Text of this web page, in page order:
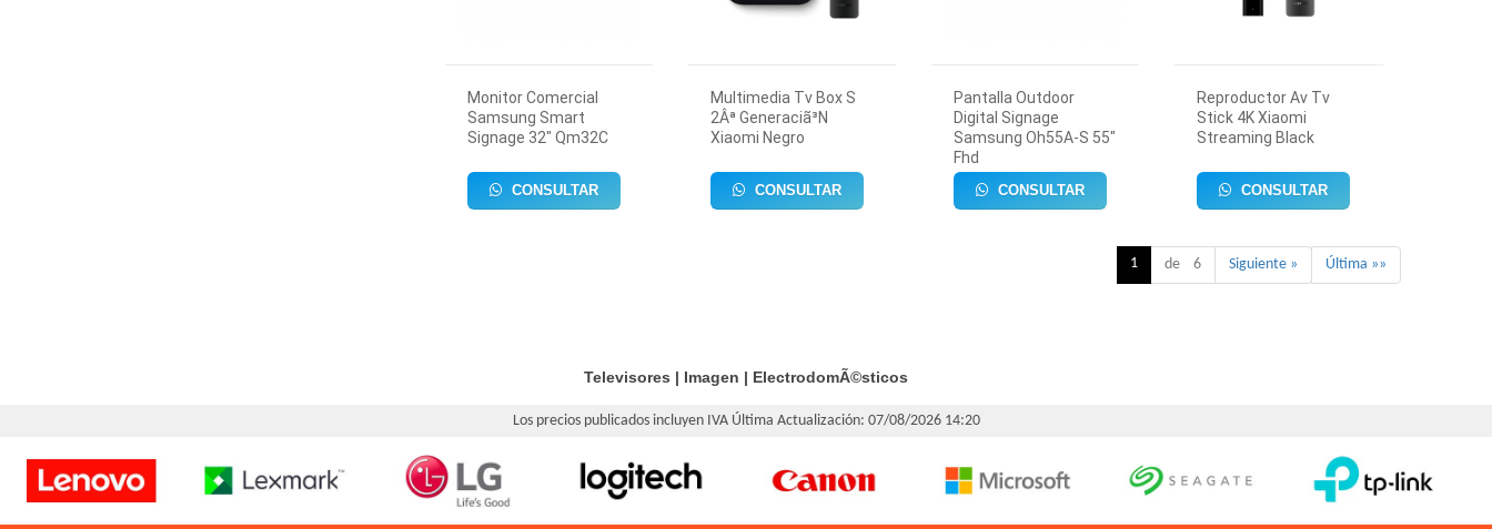
Monitor Comercial
Samsung Smart
Signage 32" Qm32C
CONSULTAR
Multimedia Tv Box S
2Âª Generaciã³N
Xiaomi Negro
CONSULTAR
Pantalla Outdoor
Digital Signage
Samsung Oh55A-S 55"
Fhd
CONSULTAR
Reproductor Av Tv
Stick 4K Xiaomi
Streaming Black
CONSULTAR
1 de 6 Siguiente » Última »»
Televisores | Imagen | ElectrodomÃ©sticos
Los precios publicados incluyen IVA Última Actualización: 07/08/2026 14:20